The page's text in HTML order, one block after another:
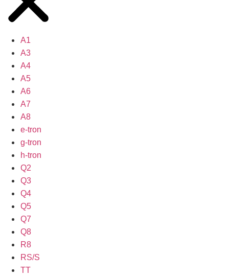
A1
A3
A4
A5
A6
A7
A8
e-tron
g-tron
h-tron
Q2
Q3
Q4
Q5
Q7
Q8
R8
RS/S
TT